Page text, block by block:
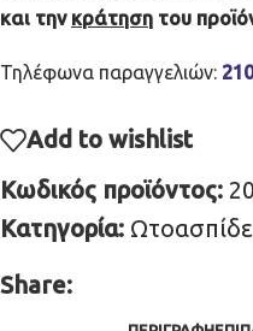
και την κράτηση του
Τηλέφωνα παραγγελιών:
Add to wishlist
Κωδικός προϊόντος:
Κατηγορία:
Share: